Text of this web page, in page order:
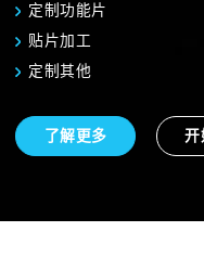
定制功能片
贴片加工
定制其他
了解更多 开